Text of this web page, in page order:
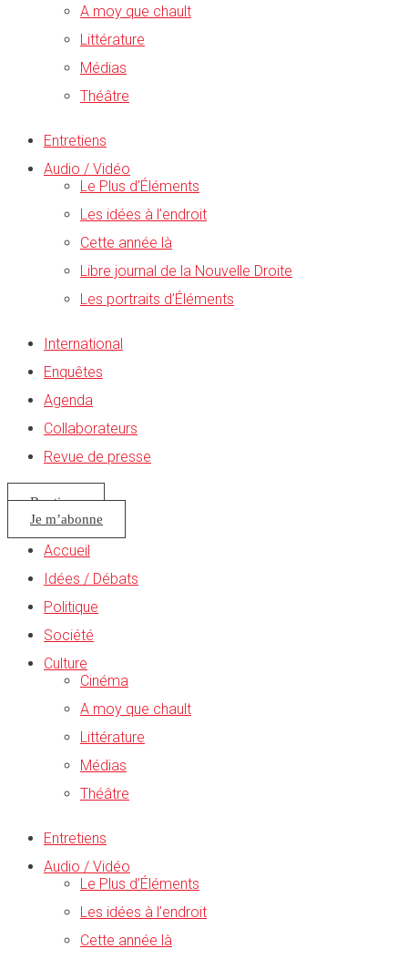
A moy que chault
Littérature
Médias
Théâtre
Entretiens
Audio / Vidéo
Le Plus d’Éléments
Les idées à l’endroit
Cette année là
Libre journal de la Nouvelle Droite
Les portraits d’Éléments
International
Enquêtes
Agenda
Collaborateurs
Revue de presse
Boutique
Je m’abonne
Accueil
Idées / Débats
Politique
Société
Culture
Cinéma
A moy que chault
Littérature
Médias
Théâtre
Entretiens
Audio / Vidéo
Le Plus d’Éléments
Les idées à l’endroit
Cette année là